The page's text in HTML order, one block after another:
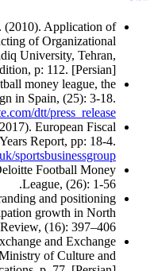
(2010). Application of
of Organizational
University, Tehran,
p: 112. [Persian].
money league, the
in Spain, (25): 3-18.
dtt/press_release
European Fiscal
Years Report, pp: 18-4.
sportsbusinessgroup
Football Money
League, (26): 1-56.
and positioning
growth in North
(16): 397–406.
and Exchange
of Culture and